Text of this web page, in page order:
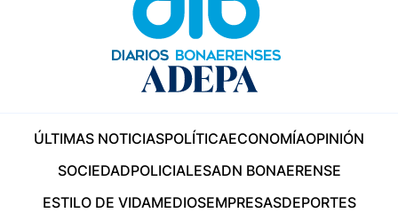
ÚLTIMAS NOTICIASPOLÍTICAECONOMÍAOPINIÓN
SOCIEDADPOLICIALESADN BONAERENSE
ESTILO DE VIDAMEDIOSEMPRESASDEPORTES